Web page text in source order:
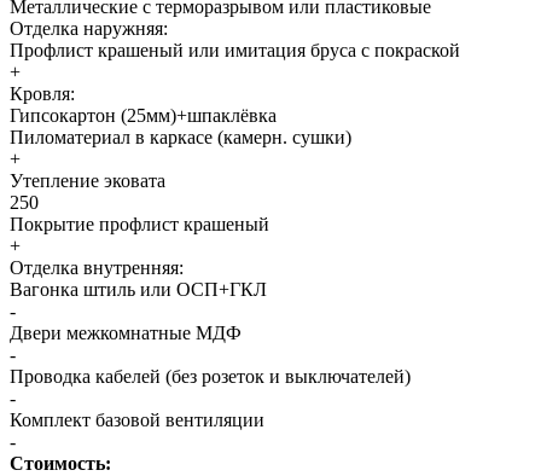
Металлические с терморазрывом или пластиковые
Отделка наружняя:
Профлист крашеный или имитация бруса с покраской
+
Кровля:
Гипсокартон (25мм)+шпаклёвка
Пиломатериал в каркасе (камерн. сушки)
+
Утепление эковата
250
Покрытие профлист крашеный
+
Отделка внутренняя:
Вагонка штиль или ОСП+ГКЛ
-
Двери межкомнатные МДФ
-
Проводка кабелей (без розеток и выключателей)
-
Комплект базовой вентиляции
-
Стоимость: